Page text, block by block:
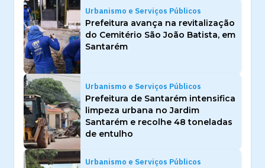
Urbanismo e Serviços Públicos
Prefeitura avança na revitalização
do Cemitério São João Batista, em
Santarém
Urbanismo e Serviços Públicos
Prefeitura de Santarém intensifica
limpeza urbana no Jardim
Santarém e recolhe 48 toneladas
de entulho
Urbanismo e Serviços Públicos